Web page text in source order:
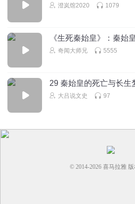
澄岚馆2020 1079
《生死秦始皇》：秦始
奇闻大师兄 5555
29 秦始皇的死亡与长生
大吕说文史 97
© 2014-2026 喜马拉雅